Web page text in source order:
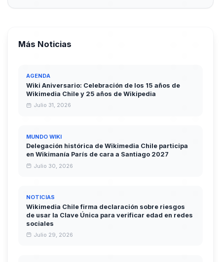
Más Noticias
AGENDA
Wiki Aniversario: Celebración de los 15 años de
Wikimedia Chile y 25 años de Wikipedia
Julio 31, 2026
MUNDO WIKI
Delegación histórica de Wikimedia Chile participa
en Wikimanía París de cara a Santiago 2027
Julio 30, 2026
NOTICIAS
Wikimedia Chile firma declaración sobre riesgos
de usar la Clave Única para verificar edad en redes
sociales
Julio 29, 2026